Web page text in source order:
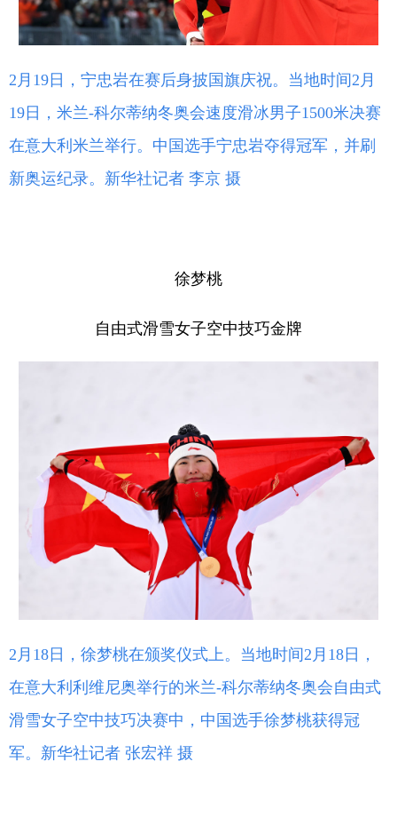
2月19日，宁忠岩在赛后身披国旗庆祝。当地时间2月
19日，米兰-科尔蒂纳冬奥会速度滑冰男子1500米决赛
在意大利米兰举行。中国选手宁忠岩夺得冠军，并刷
新奥运纪录。新华社记者 李京 摄
徐梦桃
自由式滑雪女子空中技巧金牌
2月18日，徐梦桃在颁奖仪式上。当地时间2月18日，
在意大利利维尼奥举行的米兰-科尔蒂纳冬奥会自由式
滑雪女子空中技巧决赛中，中国选手徐梦桃获得冠
军。新华社记者 张宏祥 摄